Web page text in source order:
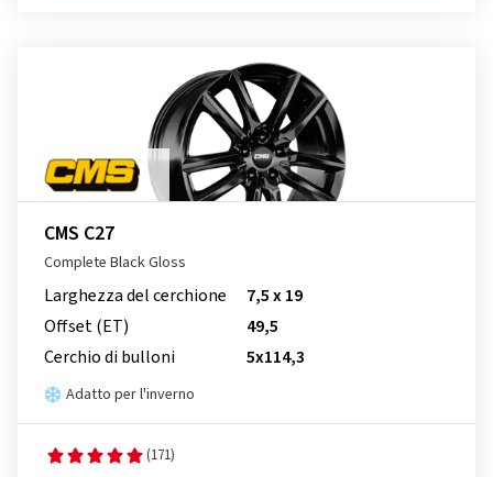
CMS C27
Complete Black Gloss
Larghezza del cerchione
7,5 x 19
Offset (ET)
49,5
Cerchio di bulloni
5x114,3
Adatto per l'inverno
(171)